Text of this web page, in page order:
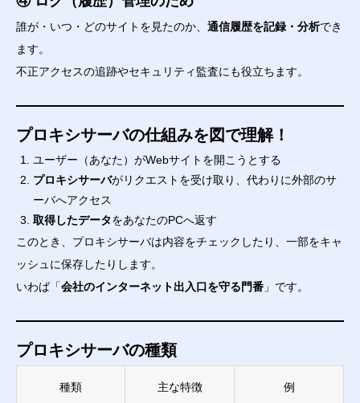
誰が・いつ・どのサイトを見たのか、 通信履歴を記録・分析でき
ます。
不正アクセスの追跡やセキュリティ監査にも役立ちます。
プロキシサーバの仕組みを図で理解！
ユーザー（あなた）がWebサイトを開こうとする
プロキシサーバがリクエストを受け取り、代わりに外部のサ
ーバへアクセス
取得したデータをあなたのPCへ返す
このとき、プロキシサーバは内容をチェックしたり、一部をキャ
ッシュに保存したりします。
いわば「会社のインターネット出入口を守る門番 」です。
プロキシサーバの種類
種類 主な特徴 例